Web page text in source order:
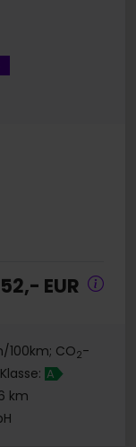
EUR
100km; CO2-
A
km